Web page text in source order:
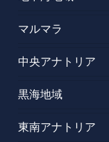
マルマラ
中央アナトリア
黒海地域
東南アナトリア